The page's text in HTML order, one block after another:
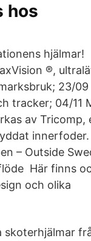
hos
hjälmar!
®,
23/09
tracker; 04/11
av Tricomp,
innerfoder.
– Outside
Här finns
och olika
skoterhjälmar